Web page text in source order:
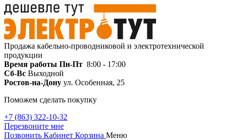
Продажа кабельно-проводниковой и электротехнической
продукции
Время работы Пн-Пт 8:00 - 17:00
Сб-Вс Выходной
Ростов-на-Дону ул. Особенная, 25
Поможем сделать покупку
+7 (863) 322-10-32
Перезвоните мне
Позвонить Кабинет Корзина Меню